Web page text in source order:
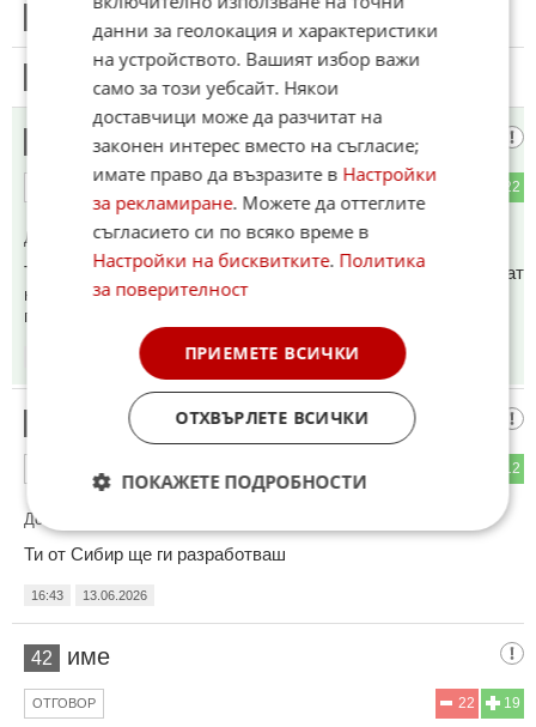
Този коментар е премахнат от модератор.
Хахахаха
22
До коментар#6от "Смях в залата":
Трябва да се ограничи интернета на рашите, за да не гледат
как прогниват хората на запад. Не трябва да им се
позволява, да гледат ужаса на запад. Хахахаха.
13.06.2026
Ха ХаХа
12
До коментар
Ти от Сибир ще ги разработваш
16:43 13.06.2026
42 име
19
22
ОТГОВОР
данни за геолокация и характеристики
на устройството. Вашият избор важи
само за този уебсайт. Някои
доставчици може да разчитат на
законен интерес вместо на съгласие;
имате право да възразите в Настройки
за рекламиране. Можете да оттеглите
съгласието си по всяко време в
Настройки на бисквитките. Политика
за поверителност
ПРИЕМЕТЕ ВСИЧКИ
ОТХВЪРЛЕТЕ ВСИЧКИ
ПОКАЖЕТЕ ПОДРОБНОСТИ